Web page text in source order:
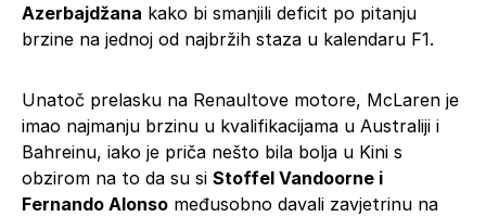
Azerbajdžana kako bi smanjili deficit po pitanju
brzine na jednoj od najbržih staza u kalendaru F1.
Unatoč prelasku na Renaultove motore, McLaren je
imao najmanju brzinu u kvalifikacijama u Australiji i
Bahreinu, iako je priča nešto bila bolja u Kini s
obzirom na to da su si Stoffel Vandoorne i
Fernando Alonso međusobno davali zavjetrinu na